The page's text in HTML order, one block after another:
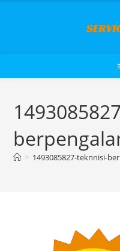
> 1493085827-teknnisi-